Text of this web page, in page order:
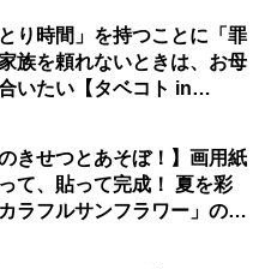
り時間」を持つことに「罪
族を頼れないときは、お母
いたい【タベコト in
きせつとあそぼ！】画用紙
て、貼って完成！ 夏を彩
ラフルサンフラワー」の作